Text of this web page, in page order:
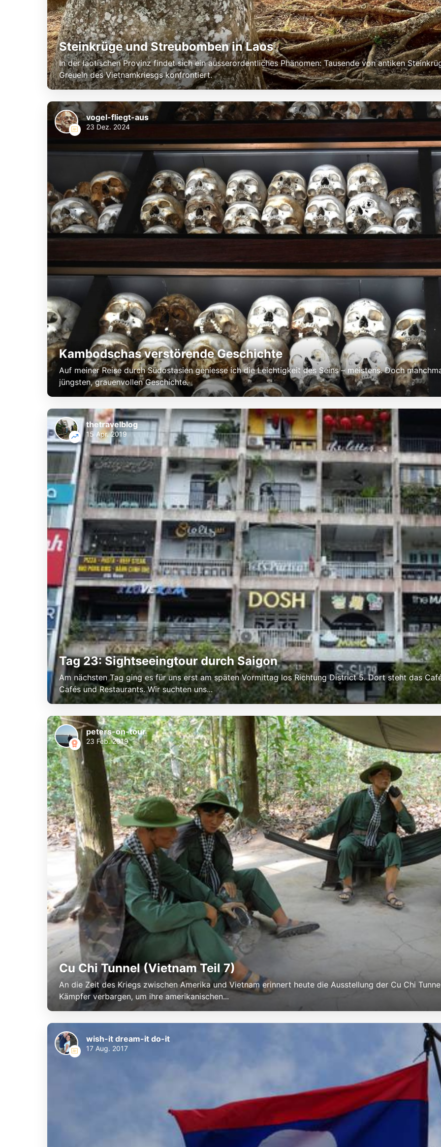
Steinkrüge und Streubomben in Laos
In der laotischen Provinz findet sich ein ausserordentliches Phänomen: Tausende von antiken
Greueln des Vietnamkriesgs konfrontiert.
Kambodschas verstörende Geschichte
Auf meiner Reise durch Südostasien geniesse ich die Leichtigkeit des Seins – meistens. Doch
jüngsten, grauenvollen Geschichte.
vogel-fliegt-aus
23 Dez. 2024
Tag 23: Sightseeingtour durch Saigon
Am nächsten Tag ging es für uns erst am späten Vormittag los Richtung District 5. Dort steht das
Cafés und Restaurants. Wir suchten uns...
thetravelblog
15 Apr. 2019
Cu Chi Tunnel (Vietnam Teil 7)
An die Zeit des Kriegs zwischen Amerika und Vietnam erinnert heute die Ausstellung der Cu Chi
Kämpfer verbargen, um ihre amerikanischen...
peters-on-tour
23 Feb. 2019
wish-it dream-it do-it
17 Aug. 2017